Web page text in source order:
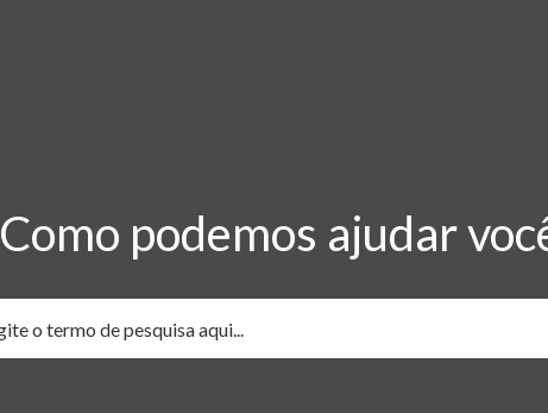
Como podemos ajudar